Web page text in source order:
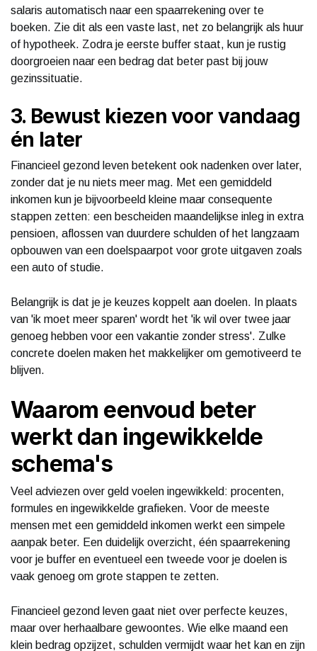
salaris automatisch naar een spaarrekening over te
boeken. Zie dit als een vaste last, net zo belangrijk als huur
of hypotheek. Zodra je eerste buffer staat, kun je rustig
doorgroeien naar een bedrag dat beter past bij jouw
gezinssituatie.
3. Bewust kiezen voor vandaag
én later
Financieel gezond leven betekent ook nadenken over later,
zonder dat je nu niets meer mag. Met een gemiddeld
inkomen kun je bijvoorbeeld kleine maar consequente
stappen zetten: een bescheiden maandelijkse inleg in extra
pensioen, aflossen van duurdere schulden of het langzaam
opbouwen van een doelspaarpot voor grote uitgaven zoals
een auto of studie.
Belangrijk is dat je je keuzes koppelt aan doelen. In plaats
van 'ik moet meer sparen' wordt het 'ik wil over twee jaar
genoeg hebben voor een vakantie zonder stress'. Zulke
concrete doelen maken het makkelijker om gemotiveerd te
blijven.
Waarom eenvoud beter
werkt dan ingewikkelde
schema's
Veel adviezen over geld voelen ingewikkeld: procenten,
formules en ingewikkelde grafieken. Voor de meeste
mensen met een gemiddeld inkomen werkt een simpele
aanpak beter. Een duidelijk overzicht, één spaarrekening
voor je buffer en eventueel een tweede voor je doelen is
vaak genoeg om grote stappen te zetten.
Financieel gezond leven gaat niet over perfecte keuzes,
maar over herhaalbare gewoontes. Wie elke maand een
klein bedrag opzijzet, schulden vermijdt waar het kan en zijn